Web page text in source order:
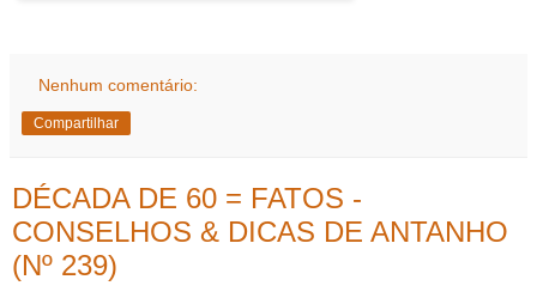
Nenhum comentário:
Compartilhar
DÉCADA DE 60 = FATOS -
CONSELHOS & DICAS DE ANTANHO
(Nº 239)